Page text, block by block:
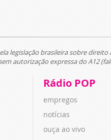
legislação brasileira sobre direito
autorização expressa do A12
Rádio POP
empregos
notícias
ouça ao vivo